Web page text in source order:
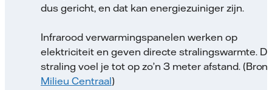
dus gericht, en dat kan energiezuiniger zijn.
Infrarood verwarmingspanelen werken op
elektriciteit en geven directe stralingswarmte.
straling voel je tot op zo’n 3 meter afstand. (Bron:
Milieu Centraal)